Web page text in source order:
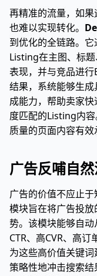
再精准的流量，如果
也难以实现转化。
到优化的全链路。
Listing在主图、标
表现，并与竞品进
结果，系统能够生
成能力，帮助卖家
度匹配的Listing内
质量的页面内容有效
广告反哺自
广告的价值不应止于
模块旨在将广告投
势。该模块能够自
CTR、高CVR、高
为这些高价值关键词
策略性地冲击搜索